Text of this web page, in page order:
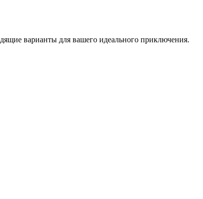
варианты для вашего идеального приключения.